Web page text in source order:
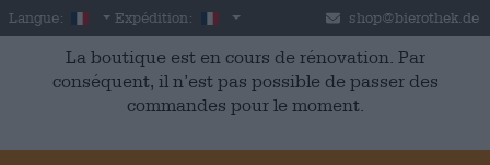
Skip to main content
Langue: French
Expédition: France shop@bierothek.de
La boutique est en cours de rénovation. Par
conséquent, il n’est pas possible de passer des
commandes pour le moment.